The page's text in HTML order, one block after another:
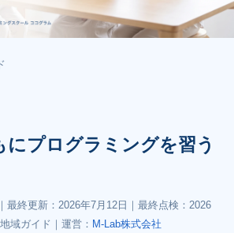
にプログラミングを習う
｜最終更新： 2026年7月12日 ｜最終点検： 2026
域ガイド｜運営： M-Lab株式会社